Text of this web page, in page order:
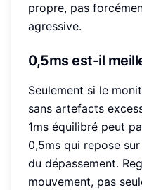
propre, pas
agressive.
0,5ms est-il
Seulement si le
sans artefacts
1ms équilibré peut
0,5ms qui repose
du dépassement.
mouvement, pas